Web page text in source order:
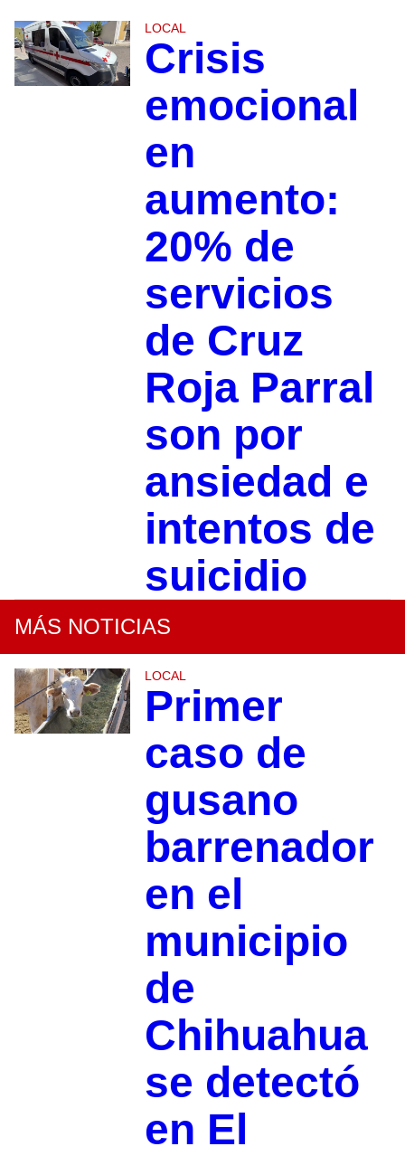
LOCAL
Crisis
emocional
en
aumento:
20% de
servicios
de Cruz
Roja Parral
son por
ansiedad e
intentos de
suicidio
MÁS NOTICIAS
LOCAL
Primer
caso de
gusano
barrenador
en el
municipio
de
Chihuahua
se detectó
en El